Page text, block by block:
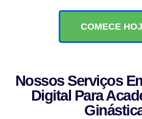
COMECE
Nossos Serviços
Digital Para